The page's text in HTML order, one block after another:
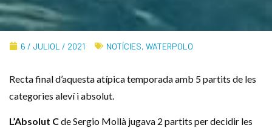
6 / JULIOL / 2021 NOTÍCIES, WATERPOLO
Recta final d’aquesta atípica temporada amb 5 partits de les
categories aleví i absolut.
L’Absolut Cde Sergio Mollà jugava 2 partits per decidir les